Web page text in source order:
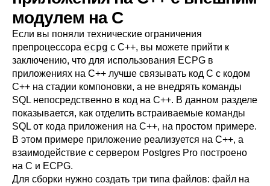
модулем на C
Если вы поняли технические ограничения
препроцессора ecpg с C++, вы можете прийти к
заключению, что для использования ECPG в
приложениях на C++ лучше связывать код C с кодом
C++ на стадии компоновки, а не внедрять команды
SQL непосредственно в код на C++. В данном разделе
показывается, как отделить встраиваемые команды
SQL от кода приложения на C++, на простом примере.
В этом примере приложение реализуется на C++, а
взаимодействие с сервером Postgres Pro построено
на C и ECPG.
Для сборки нужно создать три типа файлов: файл на